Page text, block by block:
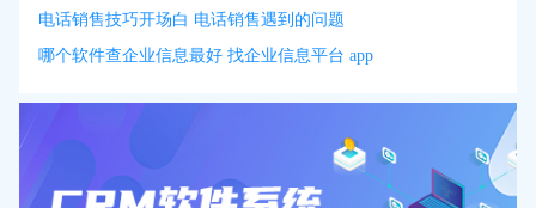
电话销售技巧开场白 电话销售遇到的问题
哪个软件查企业信息最好 找企业信息平台 app